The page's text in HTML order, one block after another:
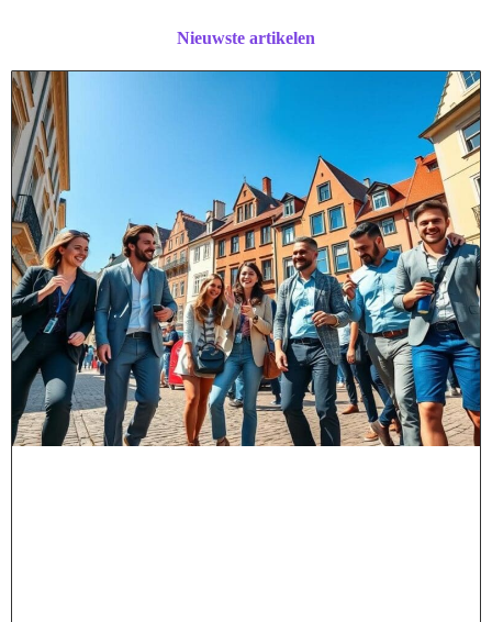
Nieuwste artikelen